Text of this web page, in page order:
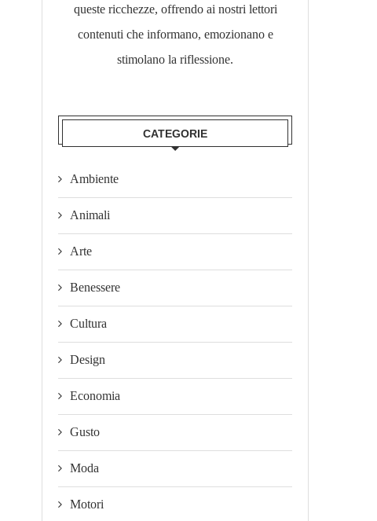
queste ricchezze, offrendo ai nostri lettori
contenuti che informano, emozionano e
stimolano la riflessione.​
CATEGORIE
Ambiente
Animali
Arte
Benessere
Cultura
Design
Economia
Gusto
Moda
Motori